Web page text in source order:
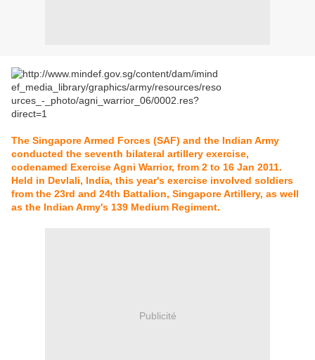
The Singapore Armed Forces (SAF) and the Indian Army
conducted the seventh bilateral artillery exercise,
codenamed Exercise Agni Warrior, from 2 to 16 Jan 2011.
Held in Devlali, India, this year's exercise involved soldiers
from the 23rd and 24th Battalion, Singapore Artillery, as well
as the Indian Army's 139 Medium Regiment.
Publicité